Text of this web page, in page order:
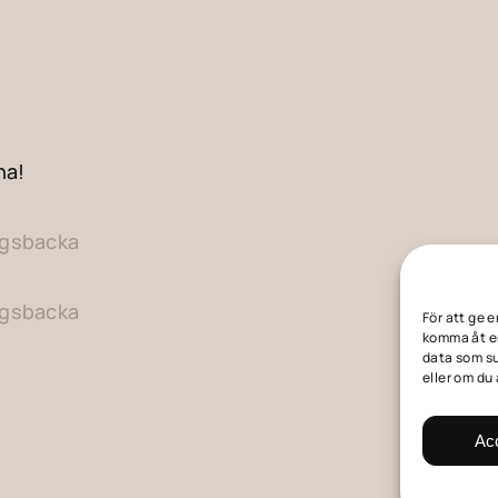
För att ge
komma åt
data som
eller om